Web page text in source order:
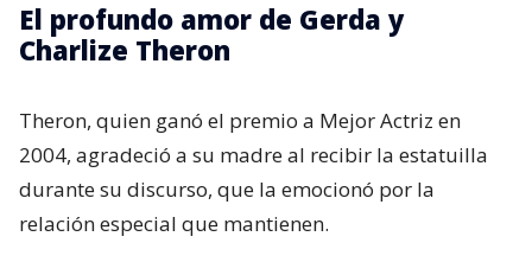
El profundo amor de Gerda y
Charlize Theron
Theron, quien ganó el premio a Mejor Actriz en
2004, agradeció a su madre al recibir la estatuilla
durante su discurso, que la emocionó por la
relación especial que mantienen.